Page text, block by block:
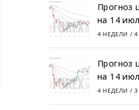
Прогноз
на 14
4 НЕДЕЛИ /
Прогноз
на 14
4 НЕДЕЛИ /